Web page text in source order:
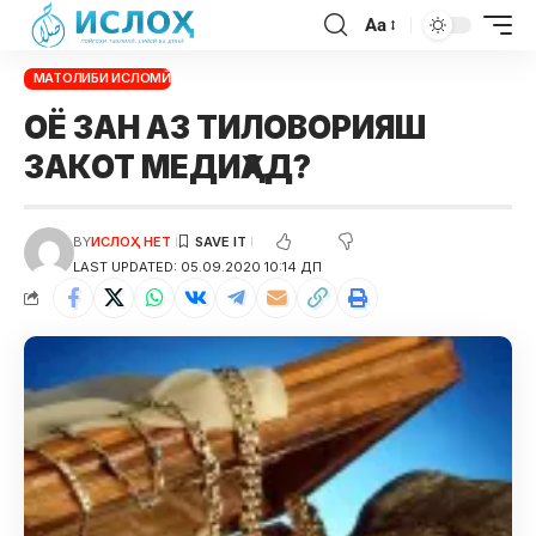
Aa
МАТОЛИБИ ИСЛОМӢ
ОЁ ЗАН АЗ ТИЛОВОРИЯШ
ЗАКОТ МЕДИҲАД?
LAST UPDATED: 05.09.2020 10:14 ДП
BYИСЛОҲ НЕТ